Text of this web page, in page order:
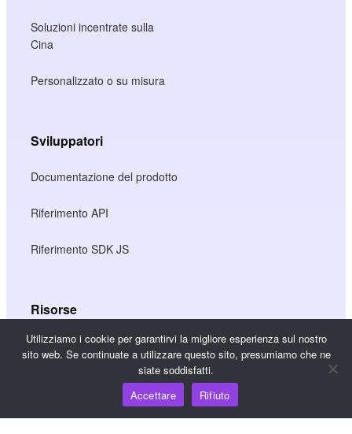
Soluzioni incentrate sulla
Cina
Personalizzato o su misura
Sviluppatori
Documentazione del prodotto
Riferimento API
Riferimento SDK JS
Risorse
Hub della conoscenza
Utilizziamo i cookie per garantirvi la migliore esperienza sul nostro
sito web. Se continuate a utilizzare questo sito, presumiamo che ne
siate soddisfatti.
Accettare
Rifiuto